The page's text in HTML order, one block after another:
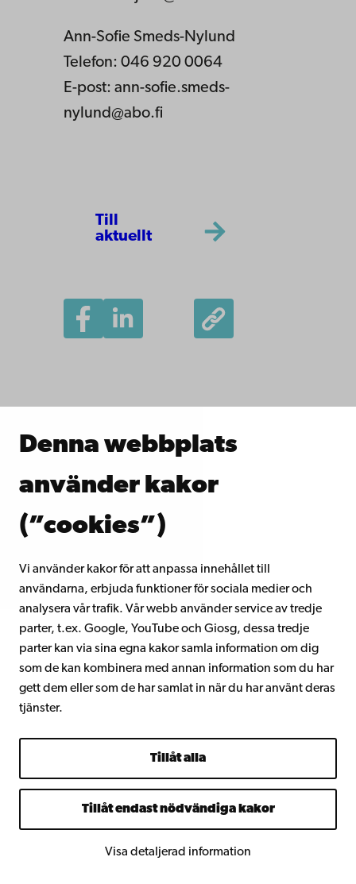
Denna webbplats
använder kakor
(”cookies”)
Vi använder kakor för att anpassa innehållet till
användarna, erbjuda funktioner för sociala medier och
analysera vår trafik. Vår webb använder service av tredje
parter, t.ex. Google, YouTube och Giosg, dessa tredje
parter kan via sina egna kakor samla information om dig
som de kan kombinera med annan information som du har
gett dem eller som de har samlat in när du har använt deras
tjänster.
Tillåt alla
Tillåt endast nödvändiga kakor
Visa detaljerad information
Ann-Sofie Smeds-Nylund
Telefon: 046 920 0064
E-post: ann-sofie.smeds-
nylund@abo.fi
Till
aktuellt
Åbo Akademi
20500 Åbo
Åbo Akademi i Vasa
Strandgatan 2
65100 Vasa
Växel
+358 2 215 31
Tillgänglighet
IT-hjälp
Samarbeta med oss